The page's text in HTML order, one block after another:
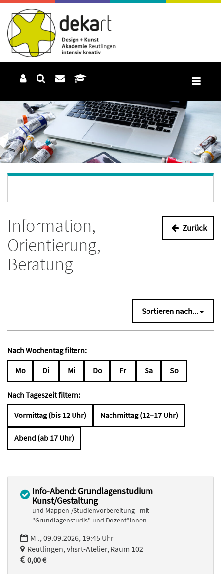
Information,
Orientierung,
Beratung
Zurück
Sortieren nach...
Nach Wochentag filtern:
Mo Di Mi Do Fr Sa So
Nach Tageszeit filtern:
Vormittag (bis 12 Uhr) Nachmittag (12–17 Uhr)
Abend (ab 17 Uhr)
Info-Abend: Grundlagenstudium
Kunst/Gestaltung
und Mappen-/Studienvorbereitung - mit
"Grundlagenstudis" und Dozent*innen
Mi., 09.09.2026, 19:45 Uhr
Reutlingen, vhsrt-Atelier, Raum 102
0,00 €